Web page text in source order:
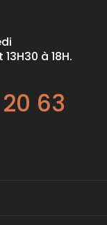
à 18H.
63